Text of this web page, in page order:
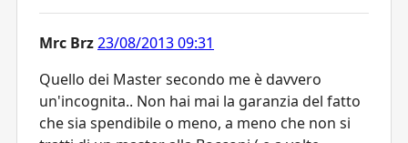
Mrc Brz23/08/2013 09:31
Quello dei Master secondo me è davvero
un'incognita.. Non hai mai la garanzia del fatto
che sia spendibile o meno, a meno che non si